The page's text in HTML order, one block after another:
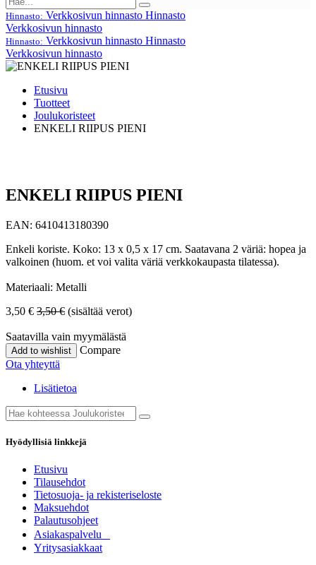
Hinnasto: Verkkosivun hinnasto Hinnasto
Verkkosivun hinnasto
Hinnasto: Verkkosivun hinnasto Hinnasto
Verkkosivun hinnasto
Etusivu
Tuotteet
Joulukoristeet
ENKELI RIIPUS PIENI
ENKELI RIIPUS PIENI
EAN: 6410413180390
Enkeli koriste. Koko: 13 x 0,5 x 17 cm. Saatavana 2 väriä: hopea ja
valkoinen (huom. et voi valita väriä verkkokaupasta tilatessa).
Materiaali: Metalli
3,50 € 3,50€ (sisältää verot)
Saatavilla vain myymälästä
Add to wishlist
Compare
Ota yhteyttä
Lisätietoa
Hyödyllisiä linkkejä
Etusivu
Tilausehdot
Tietosuoja- ja rekisteriseloste
Maksuehdot
Palautusohjeet
Asia​k​aspalvelu
​Yritysasiakkaat